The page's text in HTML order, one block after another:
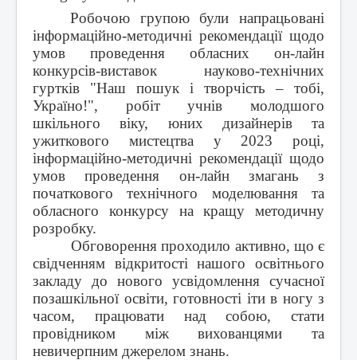
Робочою групою були напрацьовані
інформаційно-методичні рекомендації щодо
умов проведення обласних он-лайн
конкурсів-виставок науково-технічних
гуртків "Наш пошук і творчість – тобі,
Україно!", робіт учнів молодшого
шкільного віку, юних дизайнерів та
ужиткового мистецтва у 2023 році,
інформаційно-методичні рекомендації щодо
умов проведення он-лайн змагань з
початкового технічного моделювання та
обласного конкурсу на кращу методичну
розробку.
Обговорення проходило активно, що є
свідченням відкритості нашого освітнього
закладу до нового усвідомлення сучасної
позашкільної освіти, готовності іти в ногу з
часом, працювати над собою, стати
провідником між вихованцями та
невичерпним джерелом знань.